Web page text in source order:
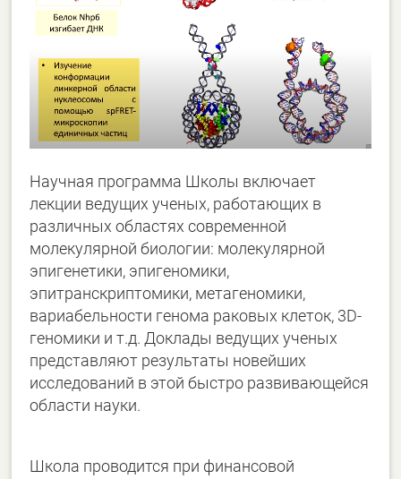
Научная программа Школы включает
лекции ведущих ученых, работающих в
различных областях современной
молекулярной биологии: молекулярной
эпигенетики, эпигеномики,
эпитранскриптомики, метагеномики,
вариабельности генома раковых клеток, 3D-
геномики и т.д. Доклады ведущих ученых
представляют результаты новейших
исследований в этой быстро развивающейся
области науки.
Школа проводится при финансовой